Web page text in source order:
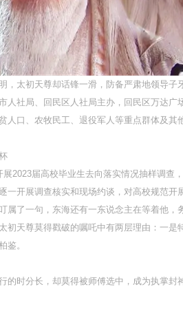
，太初天尊却话锋一滑，防备严肃地领导
人社局、回民区人社局主办，回民区万达
人口、农牧民工、退役军人等重点群体及
2023届高校毕业生去向落实情况抽样调查
一开展调查核实和现场约谈，对高校规范
属了一句，东海还有一东说念主在等着他，
初天尊莫得戳破的嘱吒中有两层理由：一
鉴。
的时分长，却莫得被师傅选中，成为执掌